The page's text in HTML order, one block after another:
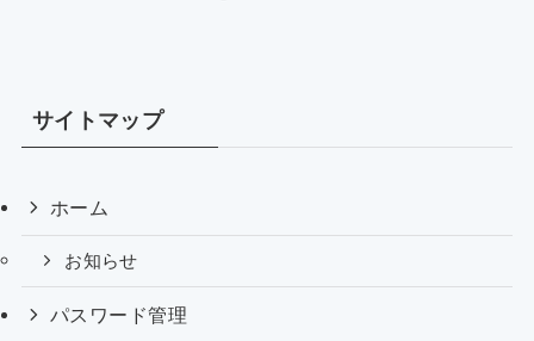
サイトマップ
ホーム
お知らせ
パスワード管理